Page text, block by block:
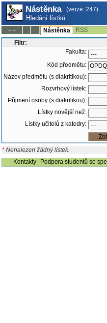
Nástěnka (verze: 247)
Hledání lístků
--:-- Nástěnka
RSS
Filtr:
Fakulta:
Kód předmětu:
Název předmětu (s diakritikou):
Rozvrhový lístek:
Příjmení osoby (s diakritikou):
Lístky novější než:
Lístky učitelů z katedry:
* Nenalezen žádný lístek.
Kontakty
Podpora studentů se